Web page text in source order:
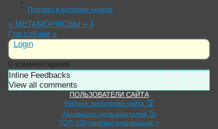
Портрет в костюме Ангела
«МЕТАМОРФОЗЫ ч 4
Год собаки »
Login
0комментариев
Inline Feedbacks
View all comments
ПОЛЬЗОВАТЕЛИ САЙТА
Рейтинг писателей сайта 🏆
Активность пользователей 🚀
ТОП-100 рейтинг публикаций ⭐